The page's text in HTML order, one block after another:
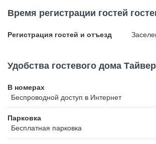
Время регистрации гостей
Регистрация гостей и отъезд
Удобства гостевого дома Тайвер
В номерах
Беспроводной доступ в Интернет
Парковка
Бесплатная парковка